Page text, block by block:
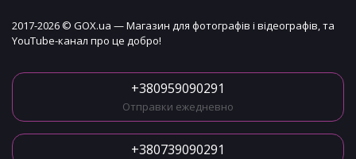
2017-2026 © GOX.ua — Магазин для фотографів і відеографів, та
YouTube-канал про це добро!
+380959090291
Отправки ежедневно
+380739090291